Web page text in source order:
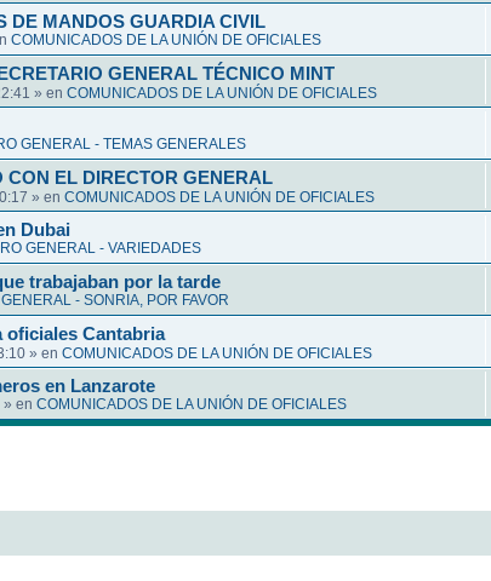
DE MANDOS GUARDIA CIVIL
COMUNICADOS DE LA UNIÓN DE OFICIALES
GENERAL TÉCNICO MINT
» en COMUNICADOS DE LA UNIÓN DE OFICIALES
GENERAL - TEMAS GENERALES
CON EL DIRECTOR GENERAL
» en COMUNICADOS DE LA UNIÓN DE OFICIALES
Dubai
GENERAL - VARIEDADES
trabajaban por la tarde
GENERAL - SONRIA, POR FAVOR
oficiales Cantabria
» en COMUNICADOS DE LA UNIÓN DE OFICIALES
en Lanzarote
» en COMUNICADOS DE LA UNIÓN DE OFICIALES